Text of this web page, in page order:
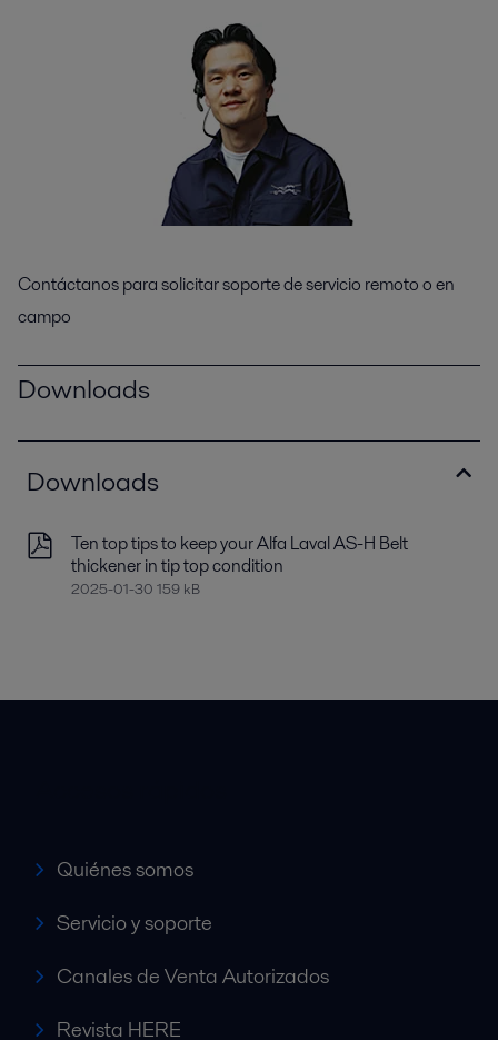
Contáctanos para solicitar soporte de servicio remoto o en
campo
Downloads
Downloads
Ten top tips to keep your Alfa Laval AS-H Belt
thickener in tip top condition
2025-01-30 159 kB
Quiénes somos
Servicio y soporte
Canales de Venta Autorizados
Revista HERE